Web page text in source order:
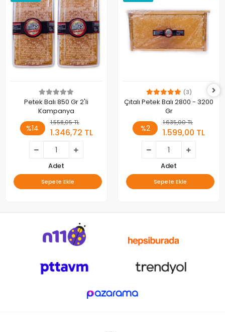
Petek Balı 850 Gr 2'li
Kampanya
%14
1.558,05 TL
1.346,72 TL
Adet
Sepete Ekle
(3)
Çıtalı Petek Balı 2800 - 3200
Gr
%2
1.635,00 TL
1.599,00 TL
Adet
Sepete Ekle